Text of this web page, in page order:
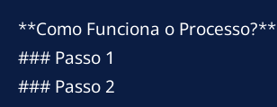
**Como Funciona o Processo?**
### Passo 1
### Passo 2